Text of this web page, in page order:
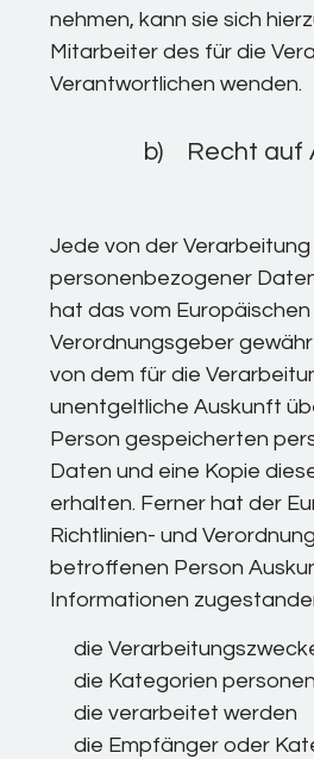
nehmen, kann sie sich
Mitarbeiter des für die
Verantwortlichen wenden.
b) Recht auf
Jede von der Verarbeitung
personenbezogener
hat das vom Europäischen
Verordnungsgeber
von dem für die
unentgeltliche Auskunft
Person gespeicherten
Daten und eine Kopie
erhalten. Ferner hat der
Richtlinien- und
betroffenen Person
Informationen
die
die Kategorien
die verarbeitet werden
die Empfänger oder